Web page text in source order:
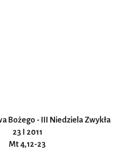
Bożego - III Niedziela Zwykła
23 I 2011
Mt 4,12-23